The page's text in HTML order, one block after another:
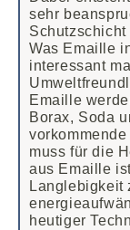
sehr
Schutzschicht
Was Emaille
interessant
Emaille
Borax, Soda
muss für die
aus Emaille
Langlebigkeit
heutiger